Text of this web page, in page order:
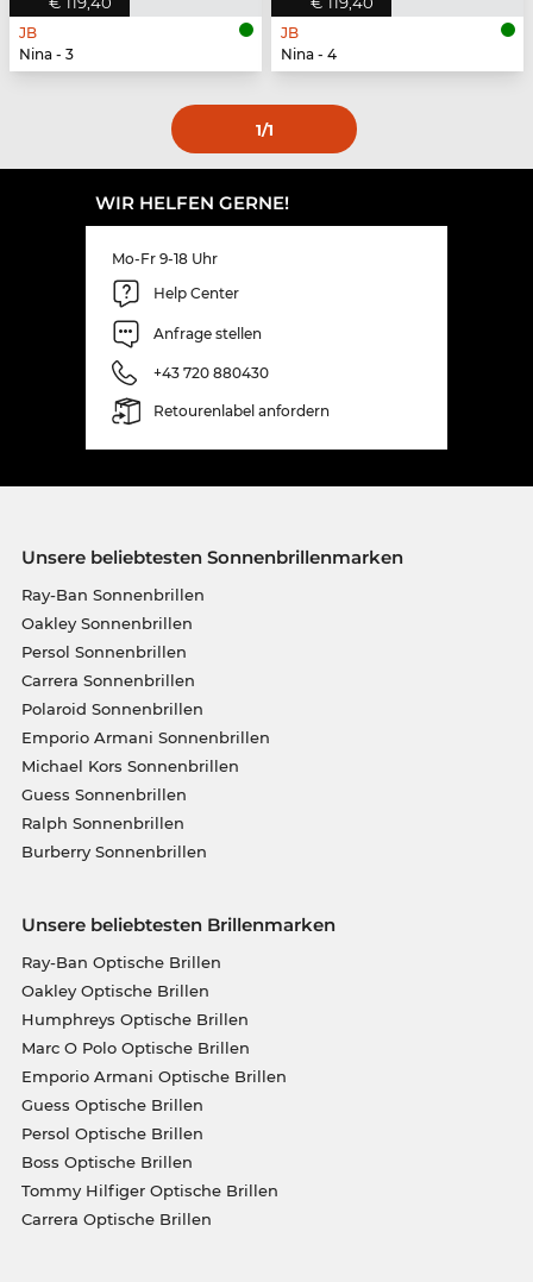
JB
Nina - 3
JB
Nina - 4
1/1
WIR HELFEN GERNE!
Mo-Fr 9-18 Uhr
Help Center
Anfrage stellen
+43 720 880430
Retourenlabel anfordern
Unsere beliebtesten Sonnenbrillenmarken
Ray-Ban Sonnenbrillen
Oakley Sonnenbrillen
Persol Sonnenbrillen
Carrera Sonnenbrillen
Polaroid Sonnenbrillen
Emporio Armani Sonnenbrillen
Michael Kors Sonnenbrillen
Guess Sonnenbrillen
Ralph Sonnenbrillen
Burberry Sonnenbrillen
Unsere beliebtesten Brillenmarken
Ray-Ban Optische Brillen
Oakley Optische Brillen
Humphreys Optische Brillen
Marc O Polo Optische Brillen
Emporio Armani Optische Brillen
Guess Optische Brillen
Persol Optische Brillen
Boss Optische Brillen
Tommy Hilfiger Optische Brillen
Carrera Optische Brillen